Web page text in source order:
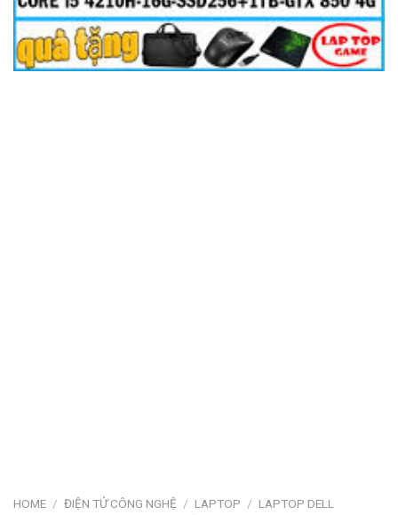
HOME / ĐIỆN TỬ CÔNG NGHỆ / LAPTOP / LAPTOP DELL